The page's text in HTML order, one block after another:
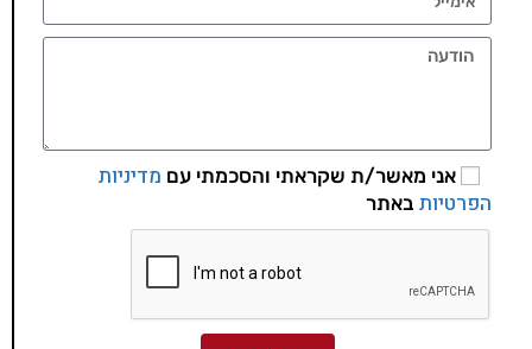
אני מאשר/ת שקראתי והסכמתי עם מדיניות
הפרטיות באתר